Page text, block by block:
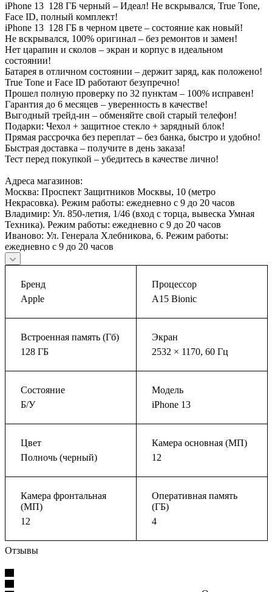
iPhone 13 128 ГБ черный – Идеал! Не вскрывался, True Tone,
Face ID, полный комплект!
iPhone 13 128 ГБ в черном цвете – состояние как новый!
Не вскрывался, 100% оригинал – без ремонтов и замен!
Нет царапин и сколов – экран и корпус в идеальном
состоянии!
Батарея в отличном состоянии – держит заряд, как положено!
True Tone и Face ID работают безупречно!
Прошел полную проверку по 32 пунктам – 100% исправен!
Гарантия до 6 месяцев – уверенность в качестве!
Выгодный трейд-ин – обменяйте свой старый телефон!
Подарки: Чехол + защитное стекло + зарядный блок!
Прямая рассрочка без переплат – без банка, быстро и удобно!
Быстрая доставка – получите в день заказа!
Тест перед покупкой – убедитесь в качестве лично!
Адреса магазинов:
Москва: Проспект Защитников Москвы, 10 (метро
Некрасовка). Режим работы: ежедневно с 9 до 20 часов
Владимир: Ул. 850-летия, 1/46 (вход с торца, вывеска Умная
Техника). Режим работы: ежедневно с 9 до 20 часов
Иваново: Ул. Генерала Хлебникова, 6. Режим работы:
ежедневно с 9 до 20 часов
Бренд
Apple
Процессор
A15 Bionic
Встроенная память (Гб)
128 ГБ
Экран
2532 × 1170, 60 Гц
Состояние
Б/У
Модель
iPhone 13
Цвет
Полночь (черный)
Камера основная (МП)
12
Камера фронтальная
(МП)
12
Оперативная память
(ГБ)
4
Отзывы